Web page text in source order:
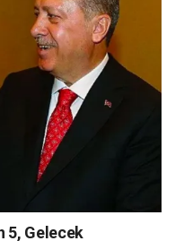
5, Gelecek